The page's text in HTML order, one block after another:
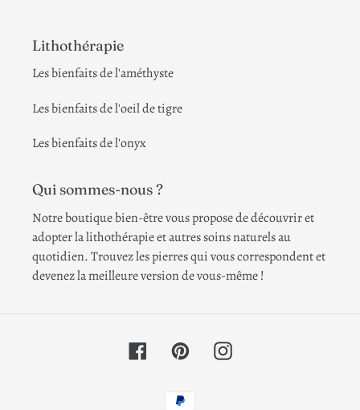
Lithothérapie
Les bienfaits de l'améthyste
Les bienfaits de l'oeil de tigre
Les bienfaits de l'onyx
Qui sommes-nous ?
Notre boutique bien-être vous propose de découvrir et
adopter la lithothérapie et autres soins naturels au
quotidien. Trouvez les pierres qui vous correspondent et
devenez la meilleure version de vous-même !
FacebookPinterestInstagram
Moyens